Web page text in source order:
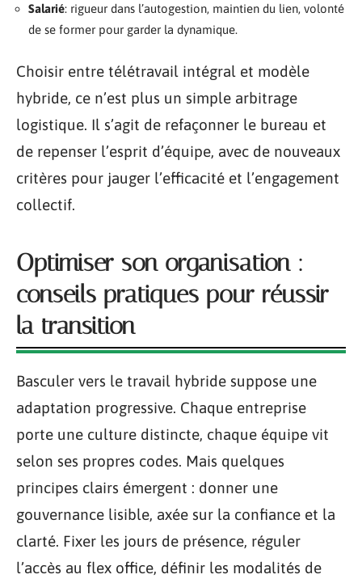
Salarié: rigueur dans l’autogestion, maintien du lien, volonté
de se former pour garder la dynamique.
Choisir entre télétravail intégral et modèle
hybride, ce n’est plus un simple arbitrage
logistique. Il s’agit de refaçonner le bureau et
de repenser l’esprit d’équipe, avec de nouveaux
critères pour jauger l’efficacité et l’engagement
collectif.
Optimiser son organisation :
conseils pratiques pour réussir
la transition
Basculer vers le travail hybride suppose une
adaptation progressive. Chaque entreprise
porte une culture distincte, chaque équipe vit
selon ses propres codes. Mais quelques
principes clairs émergent : donner une
gouvernance lisible, axée sur la confiance et la
clarté. Fixer les jours de présence, réguler
l’accès au flex office, définir les modalités de